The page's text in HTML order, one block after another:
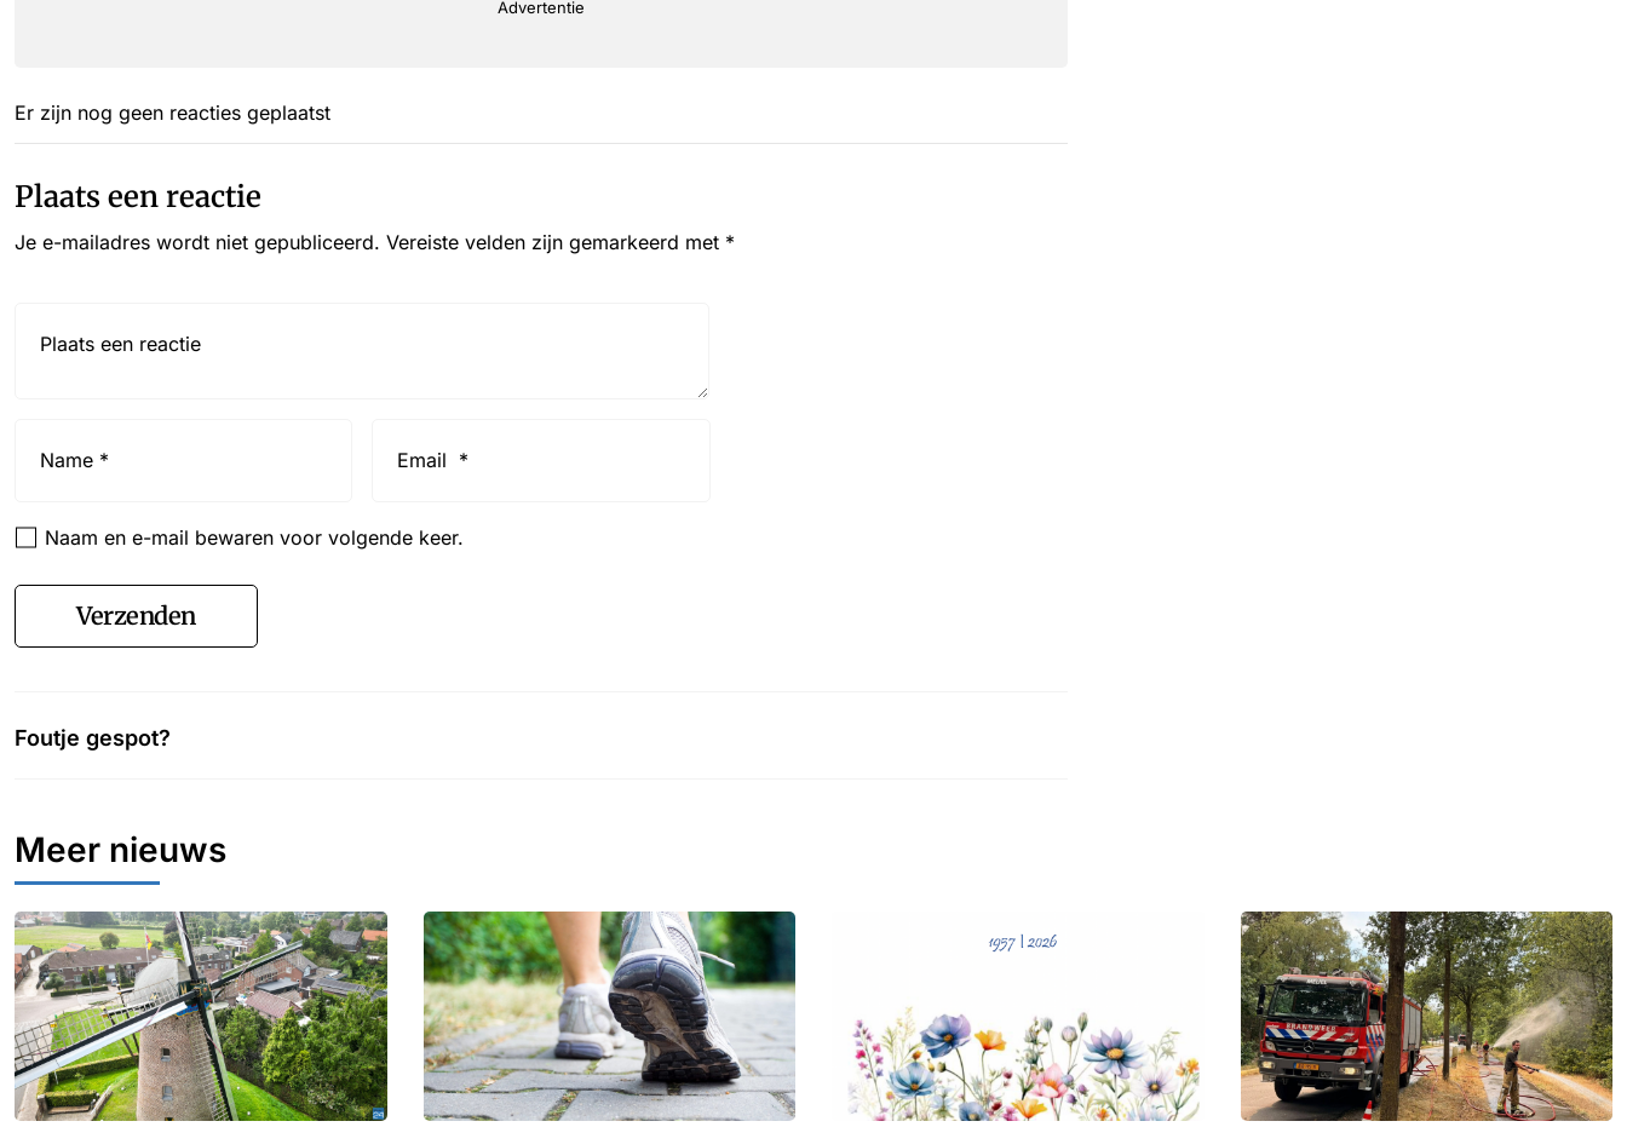
Advertentie
Er zijn nog geen reacties geplaatst
Plaats een reactie
Je e-mailadres wordt niet gepubliceerd. Vereiste velden zijn gemarkeerd met *
Naam en e-mail bewaren voor volgende keer.
Verzenden
Foutje gespot?
Meer nieuws